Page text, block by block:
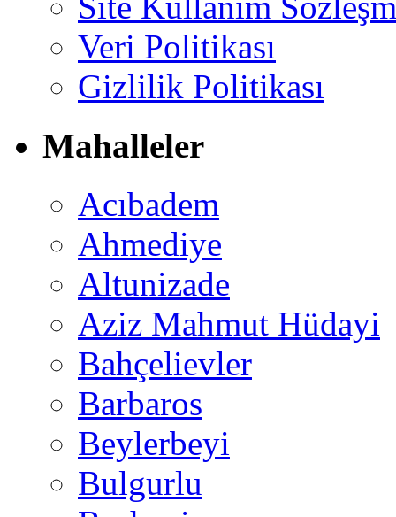
Veri Politikası
Gizlilik Politikası
Mahalleler
Acıbadem
Ahmediye
Altunizade
Aziz Mahmut Hüdayi
Bahçelievler
Barbaros
Beylerbeyi
Bulgurlu